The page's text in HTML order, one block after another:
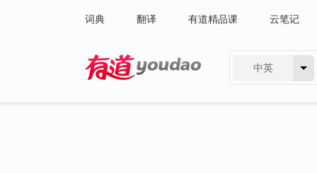
词典 翻译 有道精品课 云笔记
中英